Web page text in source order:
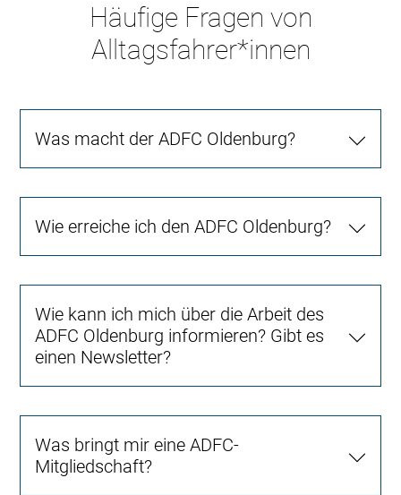
Häufige Fragen von
Alltagsfahrer*innen
Was macht der ADFC Oldenburg?
Wie erreiche ich den ADFC Oldenburg?
Wie kann ich mich über die Arbeit des
ADFC Oldenburg informieren? Gibt es
einen Newsletter?
Was bringt mir eine ADFC-
Mitgliedschaft?